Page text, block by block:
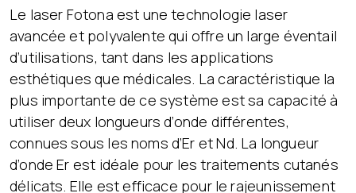
Le laser Fotona est une technologie laser
avancée et polyvalente qui offre un large éventail
d’utilisations, tant dans les applications
esthétiques que médicales. La caractéristique la
plus importante de ce système est sa capacité à
utiliser deux longueurs d’onde différentes,
connues sous les noms d’Er et Nd. La longueur
d’onde Er est idéale pour les traitements cutanés
délicats. Elle est efficace pour le rajeunissement